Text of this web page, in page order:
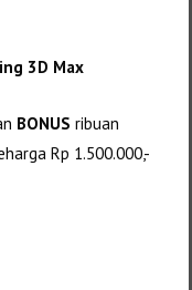
3D Max
BONUS ribuan
Rp 1.500.000,-